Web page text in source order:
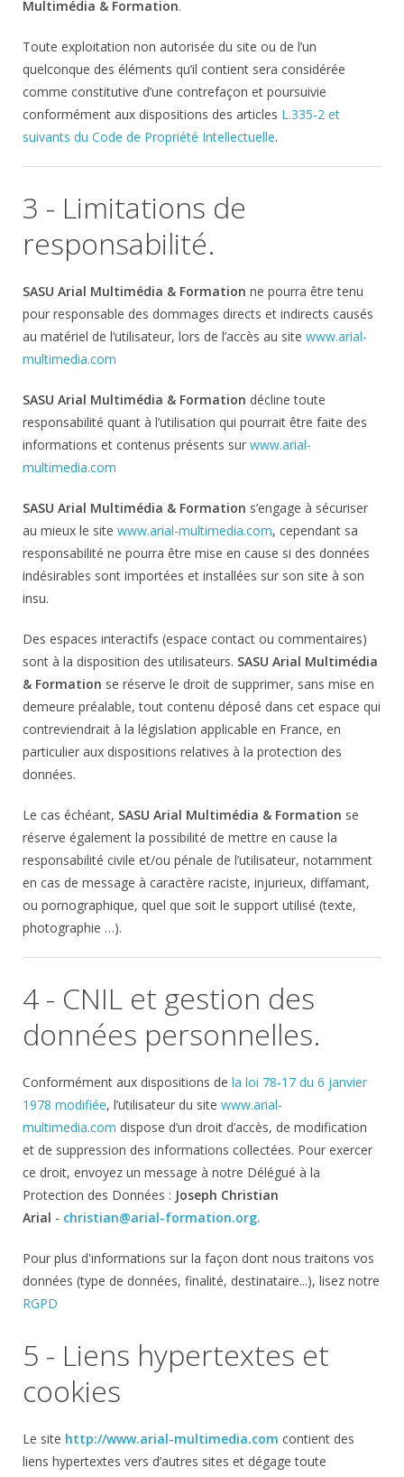
Multimédia & Formation.
Toute exploitation non autorisée du site ou de l’un
quelconque des éléments qu’il contient sera considérée
comme constitutive d’une contrefaçon et poursuivie
conformément aux dispositions des articles L.335-2 et
suivants du Code de Propriété Intellectuelle.
3 - Limitations de
responsabilité.
SASU Arial Multimédia & Formation ne pourra être tenu
pour responsable des dommages directs et indirects causés
au matériel de l’utilisateur, lors de l’accès au site www.arial-
multimedia.com
SASU Arial Multimédia & Formation décline toute
responsabilité quant à l’utilisation qui pourrait être faite des
informations et contenus présents sur www.arial-
multimedia.com
SASU Arial Multimédia & Formation s’engage à sécuriser
au mieux le site www.arial-multimedia.com, cependant sa
responsabilité ne pourra être mise en cause si des données
indésirables sont importées et installées sur son site à son
insu.
Des espaces interactifs (espace contact ou commentaires)
sont à la disposition des utilisateurs. SASU Arial Multimédia
& Formation se réserve le droit de supprimer, sans mise en
demeure préalable, tout contenu déposé dans cet espace qui
contreviendrait à la législation applicable en France, en
particulier aux dispositions relatives à la protection des
données.
Le cas échéant, SASU Arial Multimédia & Formation se
réserve également la possibilité de mettre en cause la
responsabilité civile et/ou pénale de l’utilisateur, notamment
en cas de message à caractère raciste, injurieux, diffamant,
ou pornographique, quel que soit le support utilisé (texte,
photographie …).
4 - CNIL et gestion des
données personnelles.
Conformément aux dispositions de la loi 78-17 du 6 janvier
1978 modifiée, l’utilisateur du site www.arial-
multimedia.com dispose d’un droit d’accès, de modification
et de suppression des informations collectées. Pour exercer
ce droit, envoyez un message à notre Délégué à la
Protection des Données : Joseph Christian
Arial - christian@arial-formation.org.
Pour plus d'informations sur la façon dont nous traitons vos
données (type de données, finalité, destinataire...), lisez notre
RGPD
5 - Liens hypertextes et
cookies
Le site http://www.arial-multimedia.com contient des
liens hypertextes vers d’autres sites et dégage toute